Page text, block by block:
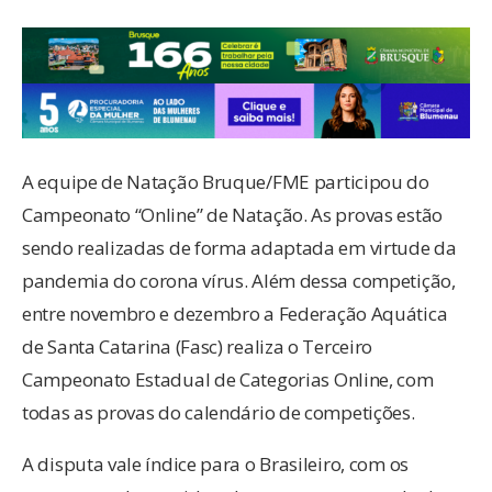
A equipe de Natação Bruque/FME participou do
Campeonato “Online” de Natação. As provas estão
sendo realizadas de forma adaptada em virtude da
pandemia do corona vírus. Além dessa competição,
entre novembro e dezembro a Federação Aquática
de Santa Catarina (Fasc) realiza o Terceiro
Campeonato Estadual de Categorias Online, com
todas as provas do calendário de competições.
A disputa vale índice para o Brasileiro, com os